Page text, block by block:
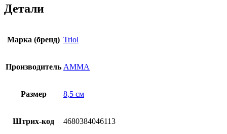
Детали
Марка (бренд) Triol
Производитель АММА
Размер 8,5 см
Штрих-код 4680384046113